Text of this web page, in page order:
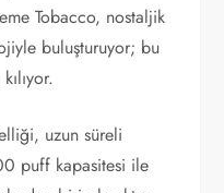
Tobacco, nostaljik
buluşturuyor; bu
uzun süreli
puff kapasitesi ile